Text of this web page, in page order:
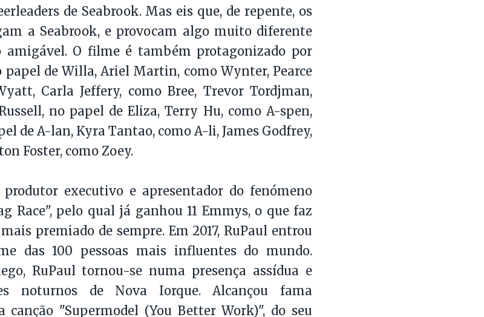
de Seabrook. Mas eis que, de repente, os
a Seabrook, e provocam algo muito diferente
amigável. O filme é também protagonizado por
papel de Willa, Ariel Martin, como Wynter, Pearce
Carla Jeffery, como Bree, Trevor Tordjman,
no papel de Eliza, Terry Hu, como A-spen,
de A-lan, Kyra Tantao, como A-li, James Godfrey,
Foster, como Zoey.
produtor executivo e apresentador do fenómeno
Race", pelo qual já ganhou 11 Emmys, o que faz
premiado de sempre. Em 2017, RuPaul entrou
das 100 pessoas mais influentes do mundo.
RuPaul tornou-se numa presença assídua e
noturnos de Nova Iorque. Alcançou fama
"Supermodel (You Better Work)", do seu